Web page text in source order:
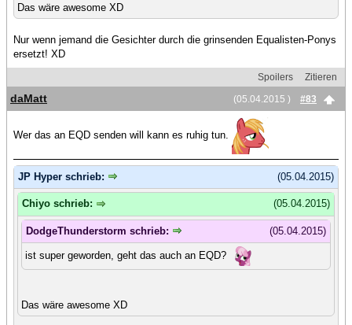
Das wäre awesome XD
Nur wenn jemand die Gesichter durch die grinsenden Equalisten-Ponys
ersetzt! XD
Spoilers
Zitieren
(05.04.2015 )
#83
daMatt
Wer das an EQD senden will kann es ruhig tun.
(05.04.2015)
JP Hyper schrieb:
(05.04.2015)
Chiyo schrieb:
(05.04.2015)
DodgeThunderstorm schrieb:
ist super geworden, geht das auch an EQD?
Das wäre awesome XD